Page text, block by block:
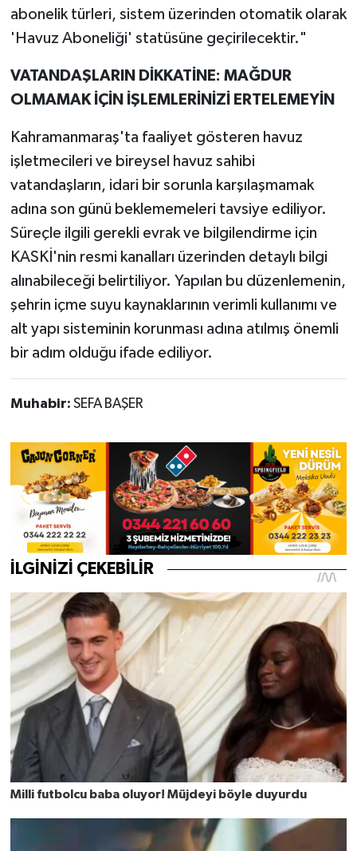
abonelik türleri, sistem üzerinden otomatik olarak
'Havuz Aboneliği' statüsüne geçirilecektir."
VATANDAŞLARIN DİKKATİNE: MAĞDUR
OLMAMAK İÇİN İŞLEMLERİNİZİ ERTELEMEYİN
Kahramanmaraş'ta faaliyet gösteren havuz
işletmecileri ve bireysel havuz sahibi
vatandaşların, idari bir sorunla karşılaşmamak
adına son günü beklememeleri tavsiye ediliyor.
Süreçle ilgili gerekli evrak ve bilgilendirme için
KASKİ'nin resmi kanalları üzerinden detaylı bilgi
alınabileceği belirtiliyor. Yapılan bu düzenlemenin,
şehrin içme suyu kaynaklarının verimli kullanımı ve
alt yapı sisteminin korunması adına atılmış önemli
bir adım olduğu ifade ediliyor.
Muhabir: SEFA BAŞER